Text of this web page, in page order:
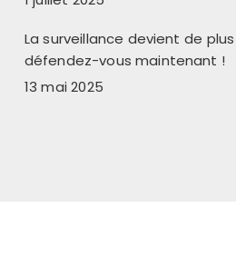
La surveillance devient de
défendez-vous maintenant !
13 mai 2025